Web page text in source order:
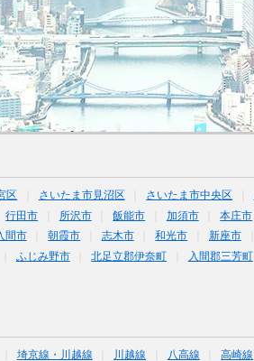
区 さいたま市見沼区 さいたま市中央区
行田市 所沢市 飯能市 加須市 本庄市
間市 朝霞市 志木市 和光市 新座市
ふじみ野市 北足立郡伊奈町 入間郡三芳町
埼京線・川越線 川越線 八高線 高崎線